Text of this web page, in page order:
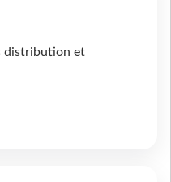
distribution et